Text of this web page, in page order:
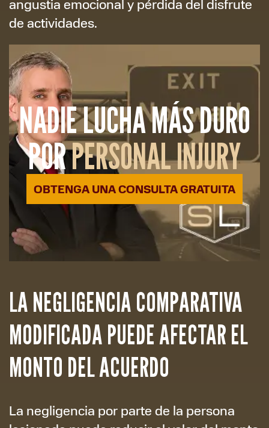
angustia emocional y pérdida del disfrute
de actividades.
NADIE LUCHA MÁS DURO
PORPERSONAL INJURY
OBTENGA UNA CONSULTA GRATUITA
LA NEGLIGENCIA COMPARATIVA
MODIFICADA PUEDE AFECTAR EL
MONTO DEL ACUERDO
La negligencia por parte de la persona